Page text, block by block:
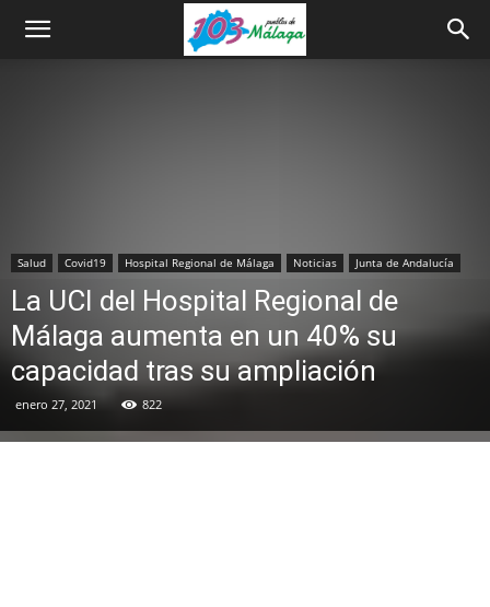
Salud Covid19 Hospital Regional de Málaga Noticias Junta de Andalucía
La UCI del Hospital Regional de
Málaga aumenta en un 40% su
capacidad tras su ampliación
enero 27, 2021 822